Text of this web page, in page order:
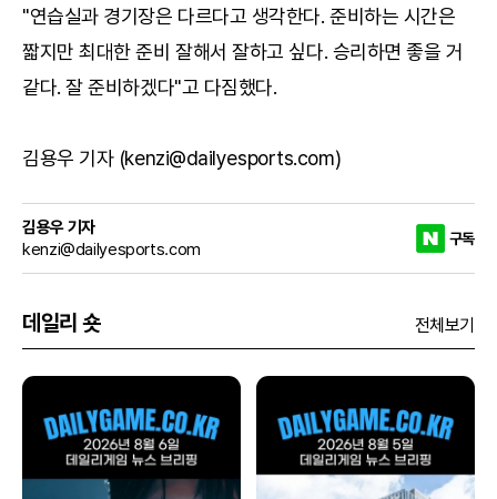
"연습실과 경기장은 다르다고 생각한다. 준비하는 시간은
짧지만 최대한 준비 잘해서 잘하고 싶다. 승리하면 좋을 거
같다. 잘 준비하겠다"고 다짐했다.
김용우 기자 (kenzi@dailyesports.com)
김용우 기자
kenzi@dailyesports.com
구독
데일리 숏 전체보기